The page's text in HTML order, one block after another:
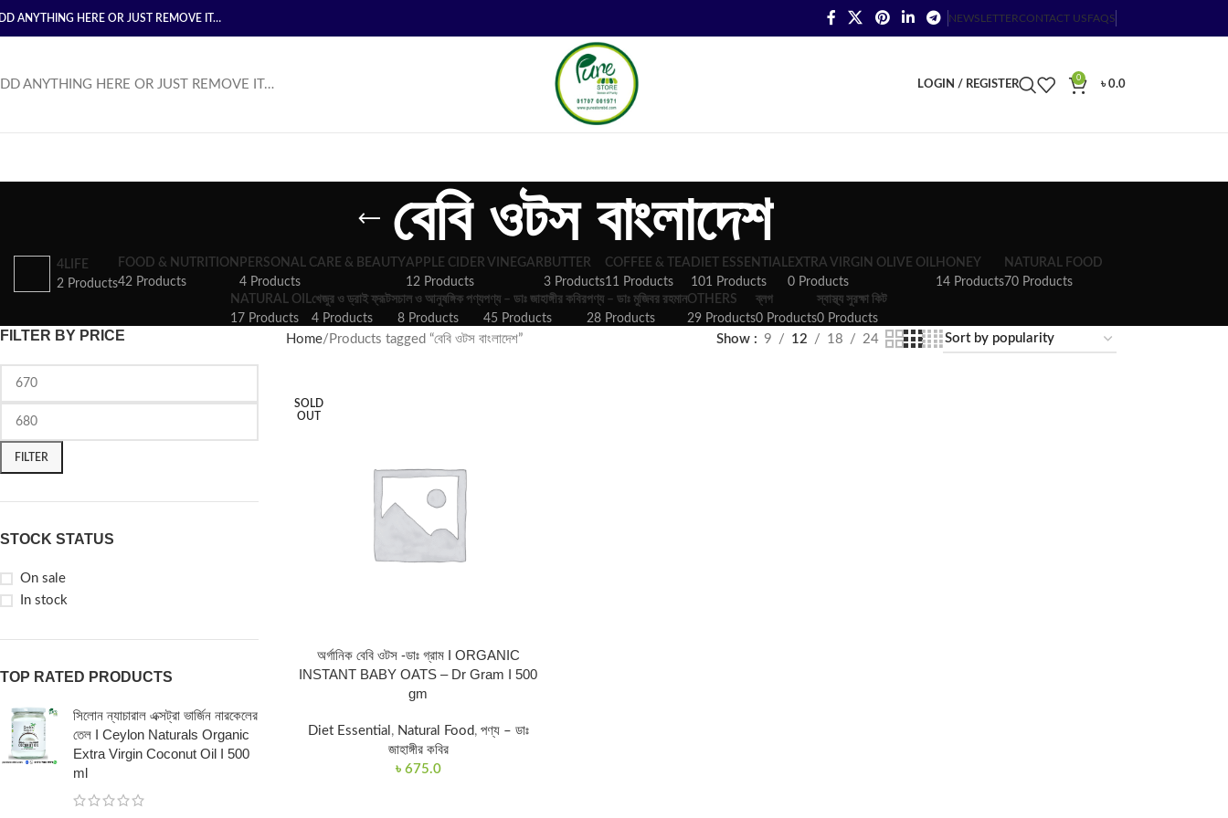
ANYTHING HERE OR JUST REMOVE IT… NEWSLETTERCONTACT USFAQS
ANYTHING HERE OR JUST REMOVE IT… LOGIN / REGISTER
0
৳0.0
বেবি ওটস বাংলাদেশ
4LIFE
2 Products
FOOD & NUTRITION
42 Products
PERSONAL CARE & BEAUTY
4 Products
APPLE CIDER VINEGAR
12 Products
BUTTER
3 Products
COFFEE & TEA
11 Products
DIET ESSENTIAL
101 Products
EXTRA VIRGIN OLIVE OIL
0 Products
HONEY
14 Products
NATURAL FOOD
70 Products
NATURAL OIL
17 Products
খেজুর ও ড্রাই ফ্রূটস
4 Products
চাল ও আনুষঙ্গিক পণ্য
8 Products
পণ্য – ডাঃ জাহাঙ্গীর কবির
45 Products
পণ্য – ডাঃ মুজিবর রহমান
28 Products
OTHERS
29 Products
ব্লগ
0 Products
স্বাস্থ্য সুরক্ষা কিট
0 Products
FILTER BY PRICE
FILTER
STOCK STATUS
On sale
In stock
TOP RATED PRODUCTS
সিলোন ন্যাচারাল এক্সট্রা ভার্জিন নারকেলের
তেল I Ceylon Naturals Organic
Extra Virgin Coconut Oil I 500
ml
Home Products tagged “বেবি ওটস বাংলাদেশ” Show 9 12 18 24
SOLD
OUT
অর্গানিক বেবি ওটস -ডাঃ গ্রাম I ORGANIC
INSTANT BABY OATS – Dr Gram I 500
gm
Diet Essential , Natural Food , পণ্য – ডাঃ
জাহাঙ্গীর কবির
৳ 675.0